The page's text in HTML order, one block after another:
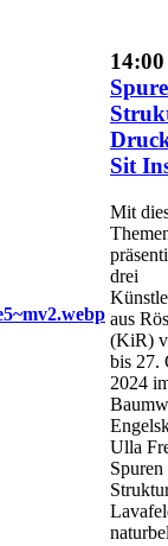
Sit
Mit
drei
aus
(KiR)
bis 27.
2024
Ulla